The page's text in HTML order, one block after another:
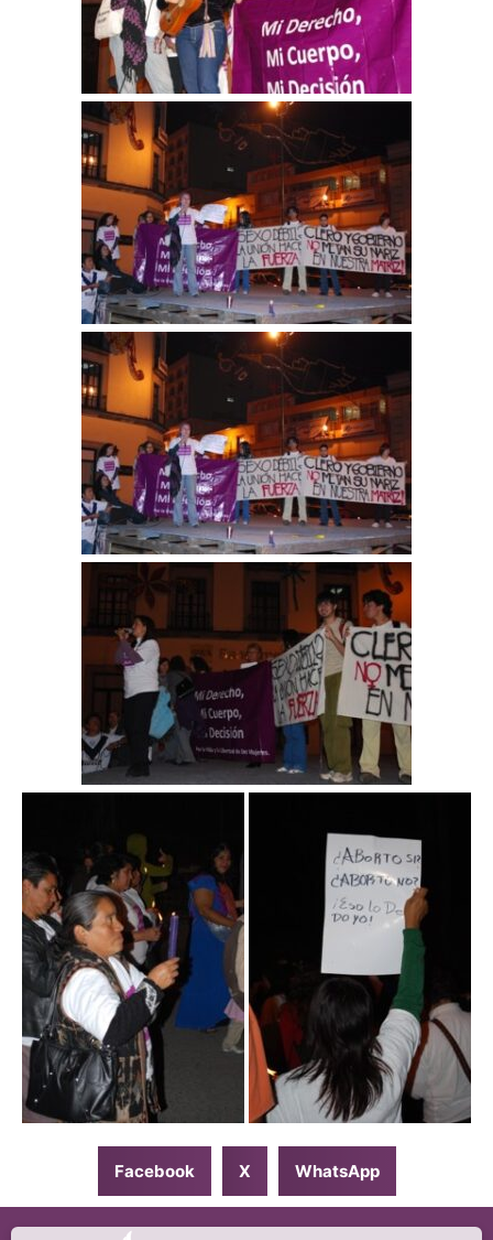
Facebook X WhatsApp